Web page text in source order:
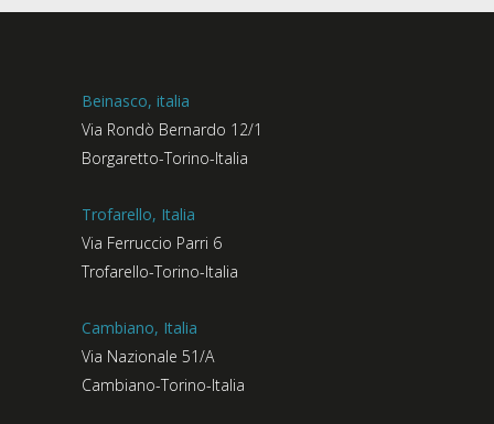
Beinasco, italia
Via Rondò Bernardo 12/1
Borgaretto-Torino-Italia
Trofarello, Italia
Via Ferruccio Parri 6
Trofarello-Torino-Italia
Cambiano, Italia
Via Nazionale 51/A
Cambiano-Torino-Italia